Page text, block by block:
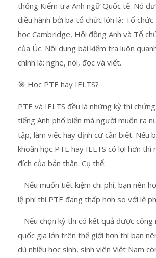
thống Kiểm tra Anh ngữ Quốc tế. Nó
điều hành bởi ba tổ chức lớn là: Tổ chức
học Cambridge, Hội đồng Anh và Tổ
của Úc. Nội dung bài kiểm tra luôn
chính là: nghe, nói, đọc và viết.
🎯 Học PTE hay IELTS?
PTE và IELTS đều là những kỳ thi
tiếng Anh phổ biến mà người muốn ra
tập, làm việc hay định cư cần biết. Nếu
khoăn học PTE hay IELTS có lợi hơn thì
đích của bản thân. Cụ thể:
– Nếu muốn tiết kiệm chi phí, bạn nên
lệ phí thi PTE đang thấp hơn so với lệ
– Nếu chọn kỳ thi có kết quả được công
quốc gia lớn trên thế giới hơn thì bạn
dù nhiều học sinh, sinh viên Việt Nam